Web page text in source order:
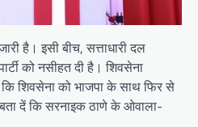
है। इसी बीच, सत्ताधारी दल
को नसीहत दी है। शिवसेना
शिवसेना को भाजपा के साथ फिर से
दें कि सरनाइक ठाणे के ओवाला-